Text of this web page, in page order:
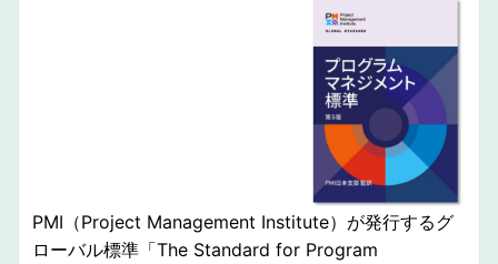
PMI（Project Management Institute）が発行するグ
ローバル標準「The Standard for Program